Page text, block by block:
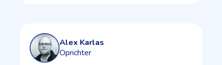
Alex Karlas
Oprichter